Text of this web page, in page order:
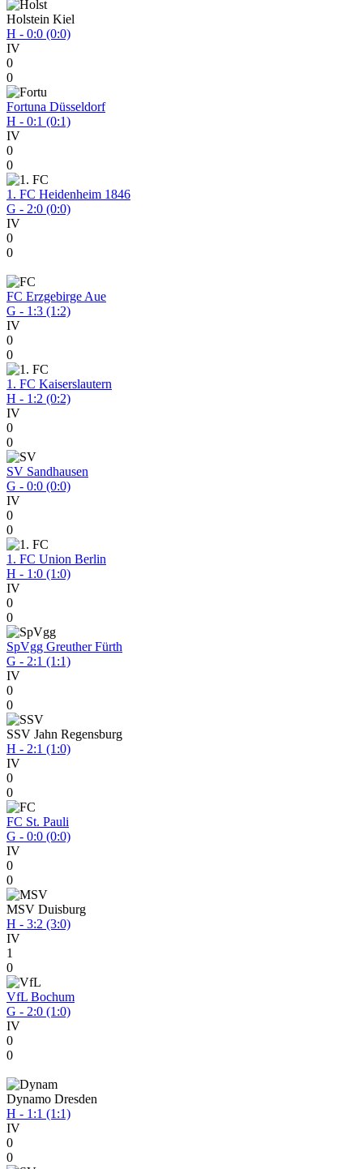
Holstein Kiel
H - 0:0 (0:0)
IV
0
0
Fortuna Düsseldorf
H - 0:1 (0:1)
IV
0
0
1. FC Heidenheim 1846
G - 2:0 (0:0)
IV
0
0
FC Erzgebirge Aue
G - 1:3 (1:2)
IV
0
0
1. FC Kaiserslautern
H - 1:2 (0:2)
IV
0
0
SV Sandhausen
G - 0:0 (0:0)
IV
0
0
1. FC Union Berlin
H - 1:0 (1:0)
IV
0
0
SpVgg Greuther Fürth
G - 2:1 (1:1)
IV
0
0
SSV Jahn Regensburg
H - 2:1 (1:0)
IV
0
0
FC St. Pauli
G - 0:0 (0:0)
IV
0
0
MSV Duisburg
H - 3:2 (3:0)
IV
1
0
VfL Bochum
G - 2:0 (1:0)
IV
0
0
Dynamo Dresden
H - 1:1 (1:1)
IV
0
0